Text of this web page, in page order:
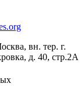
вн. тер. г.
д. 40, стр.2А